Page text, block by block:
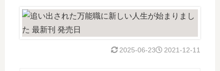
2021-12-11
2025-06-23